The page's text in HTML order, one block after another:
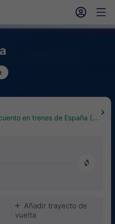
󱎓 󱒨
en trenes de España (1
󰿠
󱅇
Añadir trayecto de
vuelta